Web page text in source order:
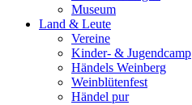
Museum
Land & Leute
Vereine
Kinder- & Jugendcamp
Händels Weinberg
Weinblütenfest
Händel pur